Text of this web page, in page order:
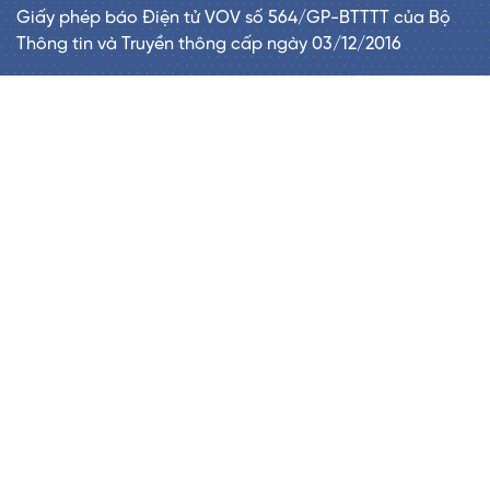
Giấy phép báo Điện tử VOV số 564/GP-BTTTT của Bộ
Thông tin và Truyền thông cấp ngày 03/12/2016